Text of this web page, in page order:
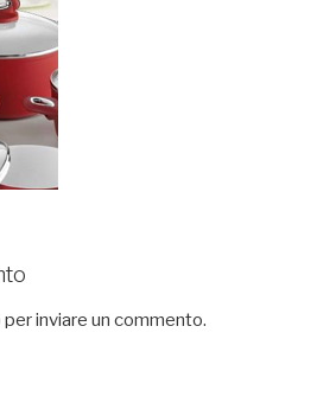
per inviare un commento.